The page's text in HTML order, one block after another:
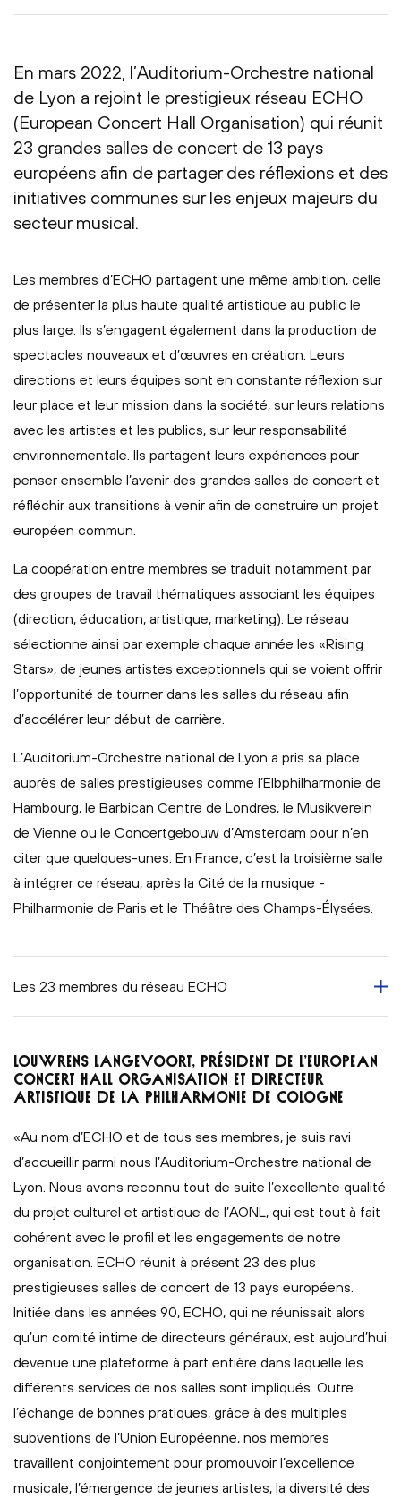
En mars 2022, l’Auditorium-Orchestre national
de Lyon a rejoint le prestigieux réseau ECHO
(European Concert Hall Organisation) qui réunit
23 grandes salles de concert de 13 pays
européens afin de partager des réflexions et des
initiatives communes sur les enjeux majeurs du
secteur musical.
Les membres d’ECHO partagent une même ambition, celle
de présenter la plus haute qualité artistique au public le
plus large. Ils s’engagent également dans la production de
spectacles nouveaux et d’œuvres en création. Leurs
directions et leurs équipes sont en constante réflexion sur
leur place et leur mission dans la société, sur leurs relations
avec les artistes et les publics, sur leur responsabilité
environnementale. Ils partagent leurs expériences pour
penser ensemble l’avenir des grandes salles de concert et
réfléchir aux transitions à venir afin de construire un projet
européen commun.
La coopération entre membres se traduit notamment par
des groupes de travail thématiques associant les équipes
(direction, éducation, artistique, marketing). Le réseau
sélectionne ainsi par exemple chaque année les «Rising
Stars», de jeunes artistes exceptionnels qui se voient offrir
l’opportunité de tourner dans les salles du réseau afin
d’accélérer leur début de carrière.
L’Auditorium-Orchestre national de Lyon a pris sa place
auprès de salles prestigieuses comme l’Elbphilharmonie de
Hambourg, le Barbican Centre de Londres, le Musikverein
de Vienne ou le Concertgebouw d’Amsterdam pour n’en
citer que quelques-unes. En France, c’est la troisième salle
à intégrer ce réseau, après la Cité de la musique -
Philharmonie de Paris et le Théâtre des Champs-Élysées.
Les 23 membres du réseau ECHO
LOUWRENS LANGEVOORT, PRÉSIDENT DE L’EUROPEAN
CONCERT HALL ORGANISATION ET DIRECTEUR
ARTISTIQUE DE LA PHILHARMONIE DE COLOGNE
«Au nom d’ECHO et de tous ses membres, je suis ravi
d’accueillir parmi nous l’Auditorium-Orchestre national de
Lyon. Nous avons reconnu tout de suite l’excellente qualité
du projet culturel et artistique de l’AONL, qui est tout à fait
cohérent avec le profil et les engagements de notre
organisation. ECHO réunit à présent 23 des plus
prestigieuses salles de concert de 13 pays européens.
Initiée dans les années 90, ECHO, qui ne réunissait alors
qu’un comité intime de directeurs généraux, est aujourd’hui
devenue une plateforme à part entière dans laquelle les
différents services de nos salles sont impliqués. Outre
l’échange de bonnes pratiques, grâce à des multiples
subventions de l’Union Européenne, nos membres
travaillent conjointement pour promouvoir l’excellence
musicale, l’émergence de jeunes artistes, la diversité des